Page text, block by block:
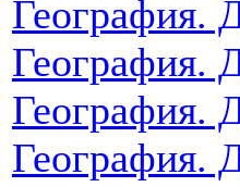
География.
География.
География.
География.